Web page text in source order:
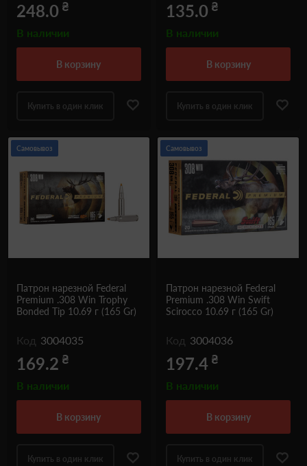
248.0 ₴
В наличии
в корзину
Купить в один клик
135.0 ₴
В наличии
в корзину
Купить в один клик
Самовывоз
Патрон нарезной Federal
Premium .308 Win Trophy
Bonded Tip 10.69 г (165 Gr)
Код 3004035
169.2 ₴
В наличии
в корзину
Купить в один клик
Самовывоз
Патрон нарезной Federal
Premium .308 Win Swift
Scirocco 10.69 г (165 Gr)
Код 3004036
197.4 ₴
В наличии
в корзину
Купить в один клик